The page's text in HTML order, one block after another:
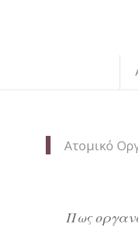
Ατομικό
Πως